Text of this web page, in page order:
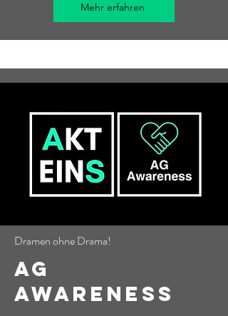
Mehr erfahren
Dramen ohne Drama!
AG
Awareness